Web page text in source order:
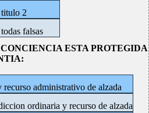
titulo 2
falsas
ESTA PROTEGIDA
recurso administrativo de alzada
ordinaria y recurso de alzada